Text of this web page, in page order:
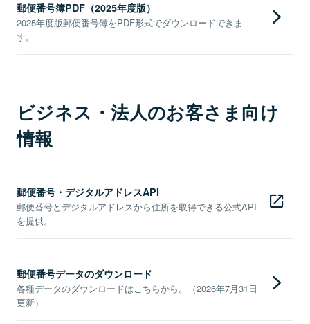
郵便番号簿PDF（2025年度版）
2025年度版郵便番号簿をPDF形式でダウンロードできま
す。
ビジネス・法人のお客さま向け
情報
郵便番号・デジタルアドレスAPI
郵便番号とデジタルアドレスから住所を取得できる公式API
を提供。
郵便番号データのダウンロード
各種データのダウンロードはこちらから。（2026年7月31日
更新）